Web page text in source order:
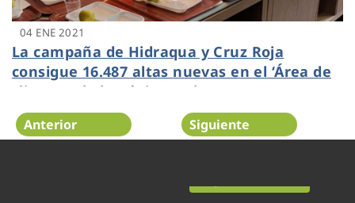
04 ENE 2021
La campaña de Hidraqua y Cruz Roja
consigue 16.487 altas nuevas en el ‘Área de
clientes’ de la página web
Anterior Siguiente